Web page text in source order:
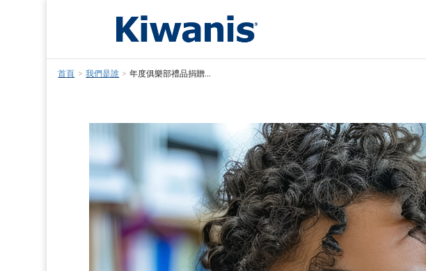
首頁 > 我們是誰 > 年度俱樂部禮品捐贈...